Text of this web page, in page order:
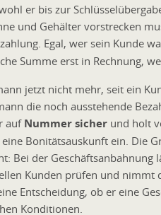
er bis zur
und Gehälter vorstrecken
Egal, wer sein Kunde
Summe erst in Rechnung,
jetzt nicht mehr, seit ein
die noch ausstehende
aufNummer sicher und holt
eine Bonitätsauskunft ein. Die
Bei der Geschäftsanbahnung
Kunden prüfen und nimmt
Entscheidung, ob er eine
Konditionen.